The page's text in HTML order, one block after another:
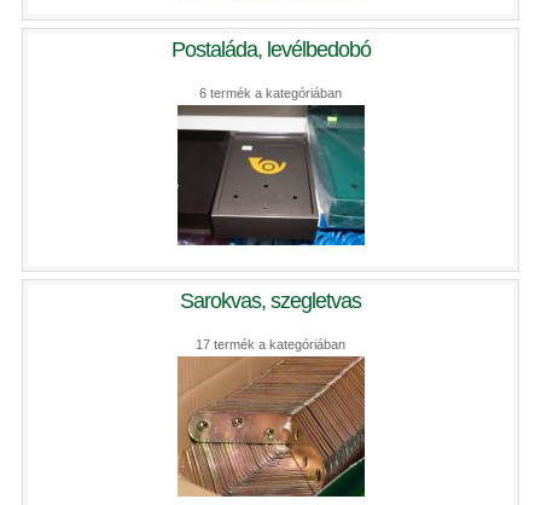
Postaláda, levélbedobó
6 termék a kategóriában
Sarokvas, szegletvas
17 termék a kategóriában